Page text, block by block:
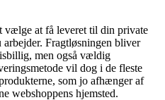
vælge at få leveret til din private
Fragtløsningen bliver
men også vældig
vil dog i de fleste
som jo afhænger af
webshoppens hjemsted.